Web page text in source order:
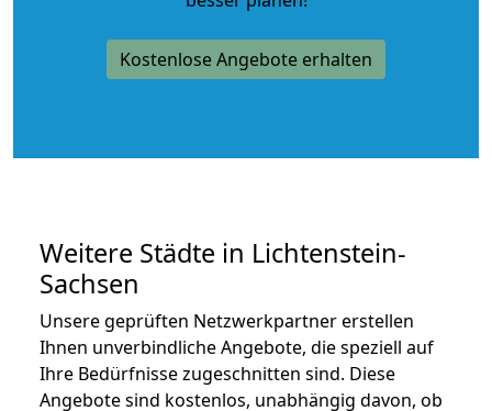
Kostenlose Angebote erhalten
Weitere Städte in Lichtenstein-
Sachsen
Unsere geprüften Netzwerkpartner erstellen
Ihnen unverbindliche Angebote, die speziell auf
Ihre Bedürfnisse zugeschnitten sind. Diese
Angebote sind kostenlos, unabhängig davon, ob